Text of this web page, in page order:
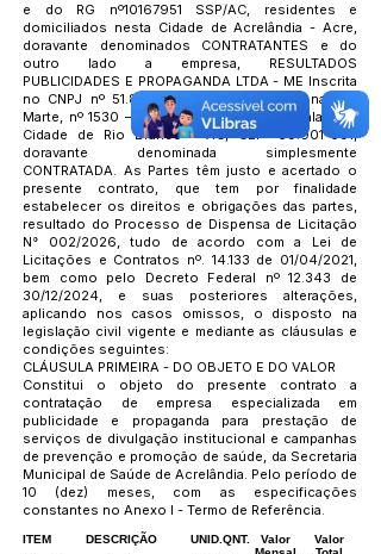
e do RG nº10167951 SSP/AC, residentes e
domiciliados nesta Cidade de Acrelândia - Acre,
doravante denominados CONTRATANTES e do
outro lado a empresa, RESULTADOS
PUBLICIDADES E PROPAGANDA LTDA - ME Inscrita
no CNPJ nº 51.886.320
/0001-21, situada na Rua
Marte, nº 1530 – Bairro: Morada do Sol, Sala 1, na
Cidade de Rio Branco - AC, CEP:69.901-091,
doravante denominada simplesmente
CONTRATADA. As Partes têm justo e acertado o
presente contrato, que tem por finalidade
estabelecer os direitos e obrigações das partes,
resultado do Processo de Dispensa de Licitação
N° 002/2026, tudo de acordo com a Lei de
Licitações e Contratos nº. 14.133 de 01/04/2021,
bem como pelo Decreto Federal nº 12.343 de
30/12/2024, e suas posteriores alterações,
aplicando nos casos omissos, o disposto na
legislação civil vigente e mediante as cláusulas e
condições seguintes:
CLÁUSULA PRIMEIRA - DO OBJETO E DO VALOR
Constitui o objeto do presente contrato a
contratação de empresa especializada em
publicidade e propaganda para prestação de
serviços de divulgação institucional e campanhas
de prevenção e promoção de saúde, da Secretaria
Municipal de Saúde de Acrelândia. Pelo período de
10 (dez) meses, com as especificações
constantes no Anexo I - Termo de Referência.
ITEM DESCRIÇÃO UNID. QNT.
Valor
Valor